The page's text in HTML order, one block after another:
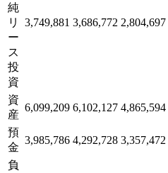
純
リ
ー
ス
投
資
3,749,881 3,686,772 2,804,697
資
産
6,099,209 6,102,127 4,865,594
預
金
3,985,786 4,292,728 3,357,472
負